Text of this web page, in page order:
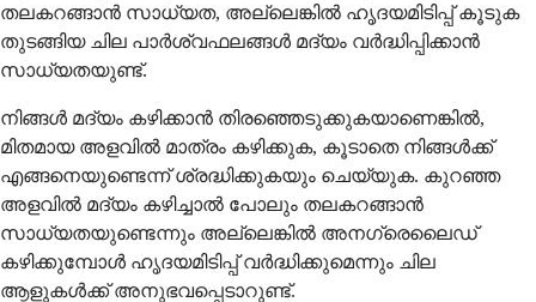
തലകറങ്ങാൻ സാധ്യത, അല്ലെങ്കിൽ ഹൃദയമിടിപ്പ് കൂടുക
തുടങ്ങിയ ചില പാർശ്വഫലങ്ങൾ മദ്യം വർദ്ധിപ്പിക്കാൻ
സാധ്യതയുണ്ട്.
നിങ്ങൾ മദ്യം കഴിക്കാൻ തിരഞ്ഞെടുക്കുകയാണെങ്കിൽ,
മിതമായ അളവിൽ മാത്രം കഴിക്കുക, കൂടാതെ നിങ്ങൾക്ക്
എങ്ങനെയുണ്ടെന്ന് ശ്രദ്ധിക്കുകയും ചെയ്യുക. കുറഞ്ഞ
അളവിൽ മദ്യം കഴിച്ചാൽ പോലും തലകറങ്ങാൻ
സാധ്യതയുണ്ടെന്നും അല്ലെങ്കിൽ അനഗ്രെലൈഡ്
കഴിക്കുമ്പോൾ ഹൃദയമിടിപ്പ് വർദ്ധിക്കുമെന്നും ചില
ആളുകൾക്ക് അനുഭവപ്പെടാറുണ്ട്.